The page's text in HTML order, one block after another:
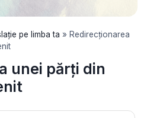
pe limba ta » Redirecționarea
unei părți din